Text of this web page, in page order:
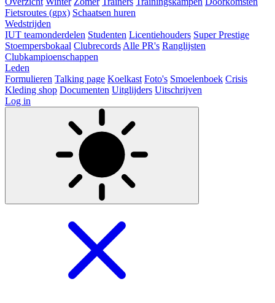
Fietsroutes (gpx) Schaatsen huren
Wedstrijden
IUT teamonderdelen Studenten Licentiehouders Super Prestige
Stoempersbokaal Clubrecords Alle PR's Ranglijsten
Clubkampioenschappen
Leden
Formulieren Talking page Koelkast Foto's Smoelenboek Crisis
Kleding shop Documenten Uitglijders Uitschrijven
Log in